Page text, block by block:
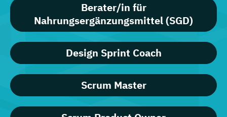
Berater/in für
Nahrungsergänzungsmittel (SGD)
Design Sprint Coach
Scrum Master